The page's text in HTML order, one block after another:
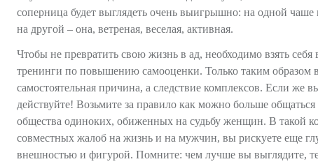
соперница будет выглядеть очень выигрышно: на одной
на другой – она, ветреная, веселая, активная.
Чтобы не превратить свою жизнь в ад, необходимо взять
тренинги по повышению самооценки. Только таким образом
самостоятельная причина, а следствие комплексов. Если же
действуйте! Возьмите за правило как можно больше
общества одиноких, обиженных на судьбу женщин. В такой
совместных жалоб на жизнь и на мужчин, вы рискуете еще
внешностью и фигурой. Помните: чем лучше вы выглядите,